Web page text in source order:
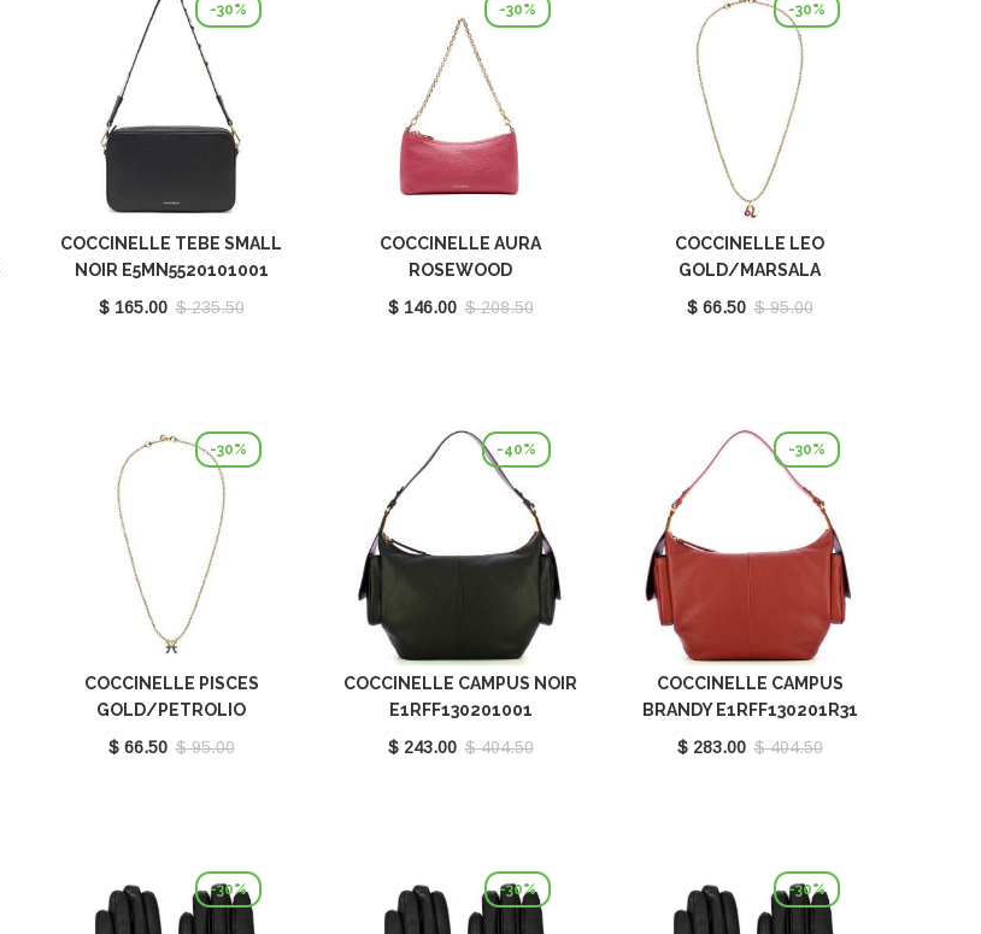
-30%
COCCINELLE TEBE SMALL
NOIR E5MN5520101001
$ 165.00 $ 235.50
-30%
COCCINELLE AURA
ROSEWOOD
E5QH0550101P16
$ 146.00 $ 208.50
-30%
COCCINELLE LEO
GOLD/MARSALA
E8P4F120201665
$ 66.50 $ 95.00
-30%
COCCINELLE PISCES
GOLD/PETROLIO
E8P4I121201669
$ 66.50 $ 95.00
-40%
COCCINELLE CAMPUS NOIR
E1RFF130201001
$ 243.00 $ 404.50
-30%
COCCINELLE CAMPUS
BRANDY E1RFF130201R31
$ 283.00 $ 404.50
-30% -30% -30%